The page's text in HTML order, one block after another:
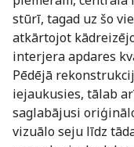
stūrī, tagad uz šo
atkārtojot
interjera apdares
Pēdējā
iejaukusies, tālab
saglabājusi
vizuālo seju līdz